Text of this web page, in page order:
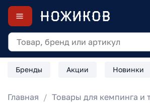
Бренды Акции Новинки
Главная
Товары для кемпинга и